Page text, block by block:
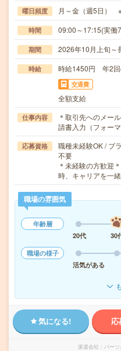
曜日頻度 月～金（週5日）
時間 09:00～17:15(実
期間 2026年10月上旬
時給 時給1450円 年2回
交通費
全額支給
仕事内容
＊取引先へのメー
請書入力（フォー
応募資格
職種未経験OK / ブ
不要
＊未経験の方歓迎
時、キャリアを一
職場の雰囲気
年齢層
20代
30
職場の様子
活気がある
気になる! 応
派遣会社 パーソ